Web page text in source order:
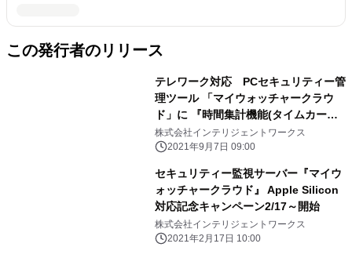
この発行者のリリース
テレワーク対応 PCセキュリティー管
理ツール 「マイウォッチャークラウ
ド」に 『時間集計機能(タイムカード
機能)』がアップデート！
株式会社インテリジェントワークス
2021年9月7日 09:00
セキュリティー監視サーバー『マイウ
ォッチャークラウド』 Apple Silicon
対応記念キャンペーン2/17～開始
株式会社インテリジェントワークス
2021年2月17日 10:00